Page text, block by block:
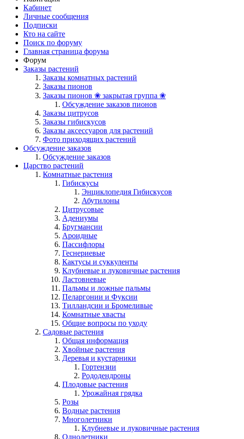
Кабинет
Личные сообщения
Подписки
Кто на сайте
Поиск по форуму
Главная страница форума
Форум
Заказы растений
Заказы комнатных растений
Заказы пионов
Заказы пионов ❀ закрытая группа ❀
Обсуждение заказов пионов
Заказы цитрусов
Заказы гибискусов
Заказы аксессуаров для растений
Фото приходящих растений
Обсуждение заказов
Обсуждение заказов
Царство растений
Комнатные растения
Гибискусы
Энциклопедия Гибискусов
Абутилоны
Цитрусовые
Адениумы
Бругмансии
Ароидные
Пассифлоры
Геснериевые
Кактусы и суккуленты
Клубневые и луковичные растения
Ластовневые
Пальмы и ложные пальмы
Пеларгонии и Фуксии
Тилландсии и Бромеливые
Комнатные хвасты
Общие вопросы по уходу
Садовые растения
Общая информация
Хвойные растения
Деревья и кустарники
Гортензии
Рододендроны
Плодовые растения
Урожайная грядка
Розы
Водные растения
Многолетники
Клубневые и луковичные растения
Однолетники